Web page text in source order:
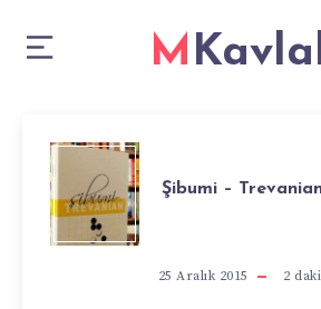
ŞIBUMI
–
Şibumi –
25 Aralık 2015 2